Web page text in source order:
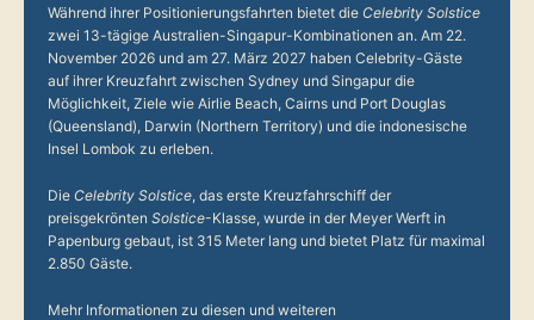
Während ihrer Positionierungsfahrten bietet die Celebrity Solstice
zwei 13-tägige Australien-Singapur-Kombinationen an. Am 22.
November 2026 und am 27. März 2027 haben Celebrity-Gäste
auf ihrer Kreuzfahrt zwischen Sydney und Singapur die
Möglichkeit, Ziele wie Airlie Beach, Cairns und Port Douglas
(Queensland), Darwin (Northern Territory) und die indonesische
Insel Lombok zu erleben.
Die Celebrity Solstice, das erste Kreuzfahrschiff der
preisgekrönten Solstice-Klasse, wurde in der Meyer Werft in
Papenburg gebaut, ist 315 Meter lang und bietet Platz für maximal
2.850 Gäste.
Mehr Informationen zu diesen und weiteren